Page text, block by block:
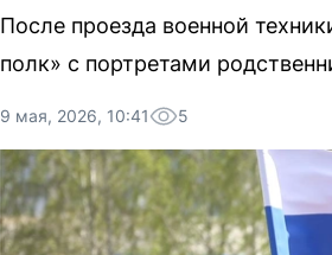
После проезда военной
полк» с портретами
9 мая, 2026, 10:41 5